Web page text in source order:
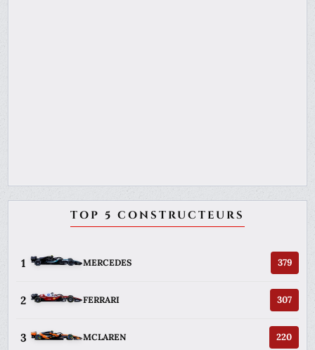
TOP 5 CONSTRUCTEURS
1 MERCEDES 379
2 FERRARI 307
3 MCLAREN 220